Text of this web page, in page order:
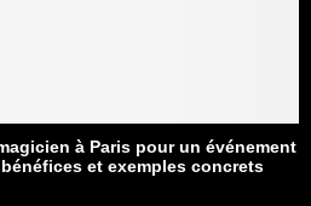
à Paris pour un événement
et exemples concrets